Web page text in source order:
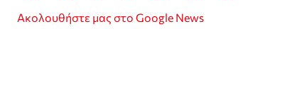
Ακολουθήστε μας στο Google News